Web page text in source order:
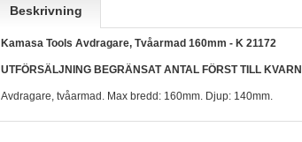
Beskrivning
Kamasa Tools Avdragare, Tvåarmad 160mm - K 21172
UTFÖRSÄLJNING BEGRÄNSAT ANTAL FÖRST TILL KVARN
Avdragare, tvåarmad. Max bredd: 160mm. Djup: 140mm.